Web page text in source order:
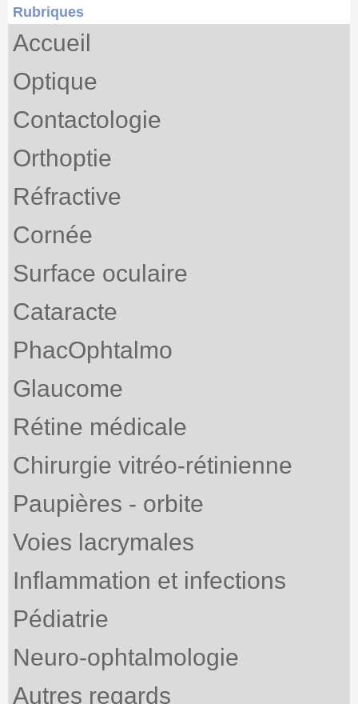
Rubriques
Accueil
Optique
Contactologie
Orthoptie
Réfractive
Cornée
Surface oculaire
Cataracte
PhacOphtalmo
Glaucome
Rétine médicale
Chirurgie vitréo-rétinienne
Paupières - orbite
Voies lacrymales
Inflammation et infections
Pédiatrie
Neuro-ophtalmologie
Autres regards